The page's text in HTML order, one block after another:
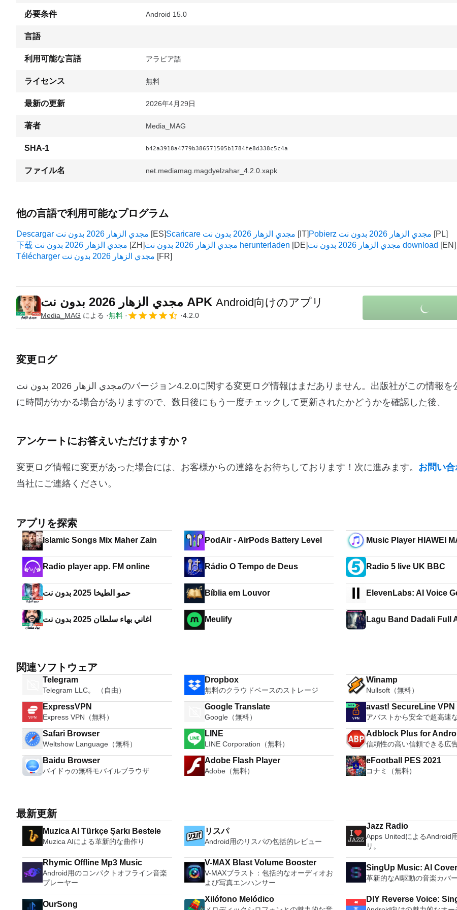
必要条件 Android 15.0
言語
利用可能な言語 アラビア語
ライセンス 無料
最新の更新 2026年4月29日
著者 Media_MAG
SHA-1 b42a3918a4779b386571505b1784fe8d338c5c4a
ファイル名 net.mediamag.magdyelzahar_4.2.0.xapk
他の言語で利用可能なプログラム
Descargar مجدي الزهار 2026 بدون نت Scaricare مجدي الزهار 2026 بدون نت
Pobierz مجدي الزهار 2026 بدون نت
下载 مجدي الزهار 2026 بدون نت
مجدي الزهار 2026 بدون نت herunterladen
مجدي الزهار 2026 بدون نت download
Télécharger مجدي الزهار 2026 بدون نت
مجدي الزهار 2026 بدون نت APK Android向けのアプリ
Media_MAG による 無料 4.2.0
変更ログ
مجدي الزهار 2026 بدون نتのバージョン4.2.0に関する変更ログ情報はまだありません。出版社がこの情報を公開するの
に時間がかかる場合がありますので、数日後にもう一度チェックして更新されたかどうかを確認した後、
アンケートにお答えいただけますか？
変更ログ情報に変更があった場合には、お客様からの連絡をお待ちしております！次に進みます。 お問い
当社にご連絡ください。
アプリを探索
Islamic Songs Mix Maher Zain PodAir - AirPods Battery Level
Music Player HIAWEI
Radio player app. FM online
Rádio O Tempo de Deus Radio 5 live UK BBC
حمو الطيخا 2025 بدون نت Bíblia em Louvor ElevenLabs: AI Voice
اغاني بهاء سلطان 2025 بدون نت Meulify Lagu Band Dadali Full
関連ソフトウェア
Telegram
Telegram LLC。 （自由）
Dropbox
無料のクラウドベースのストレージ
Winamp
Nullsoft（無料）
ExpressVPN
Express VPN（無料）
Google Translate
Google（無料）
avast! SecureLine VPN
アバストから安全で超高速
Safari Browser
Weltshow Language（無料）
LINE
LINE Corporation（無料）
Adblock Plus for
信頼性の高い信頼できる広
Baidu Browser
バイドゥの無料モバイルブラウザ
Adobe Flash Player
Adobe（無料）
eFootball PES 2021
コナミ（無料）
最新更新
Muzica AI Türkçe Şarkı Bestele
Muzica AIによる革新的な曲作り
リスパ
Android用のリスパの包括的レビュー
Jazz Radio
Apps UnitedによるAndroid
リ。
Rhymic Offline Mp3 Music
Android用のコンパクトオフライン音楽
プレーヤー
V-MAX Blast Volume Booster
V-MAXブラスト：包括的なオーディオお
よび写真エンハンサー
SingUp Music: AI
革新的なAI駆動の音楽カバ
OurSong
Xilófono Melódico